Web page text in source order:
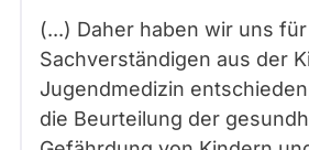
(...) Daher haben wir uns
Sachverständigen aus der
Jugendmedizin
die Beurteilung der